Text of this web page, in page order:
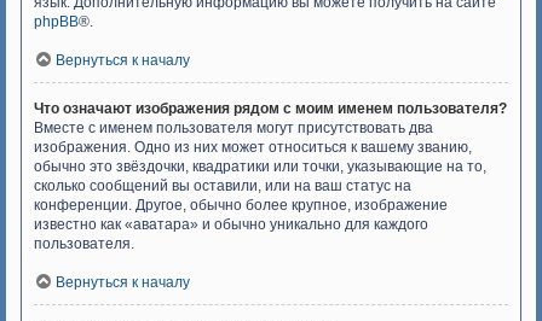
phpBB®.
Вернуться к началу
Что означают изображения рядом с моим именем пользователя?
Вместе с именем пользователя могут присутствовать два
изображения. Одно из них может относиться к вашему званию,
обычно это звёздочки, квадратики или точки, указывающие на то,
сколько сообщений вы оставили, или на ваш статус на
конференции. Другое, обычно более крупное, изображение
известно как «аватара» и обычно уникально для каждого
пользователя.
Вернуться к началу